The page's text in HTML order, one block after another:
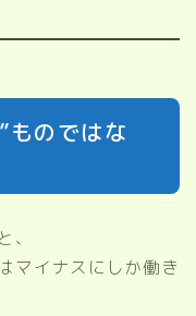
ものではな
、
マイナスにしか働き